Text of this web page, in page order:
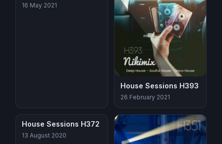
16 May 2021
House Sessions H393
26 February 2021
House Sessions H372
13 August 2020